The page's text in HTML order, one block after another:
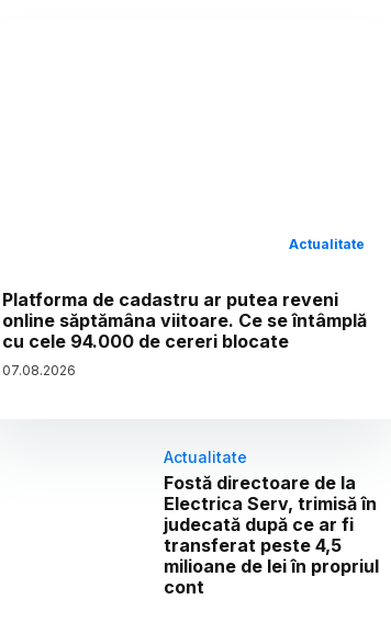
Actualitate
Platforma de cadastru ar putea reveni
online săptămâna viitoare. Ce se întâmplă
cu cele 94.000 de cereri blocate
07.08.2026
Actualitate
Fostă directoare de la
Electrica Serv, trimisă în
judecată după ce ar fi
transferat peste 4,5
milioane de lei în propriul
cont